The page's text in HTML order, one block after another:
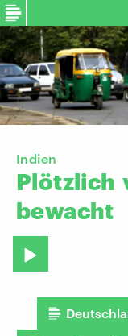
Indien
Plötzlich
bewacht